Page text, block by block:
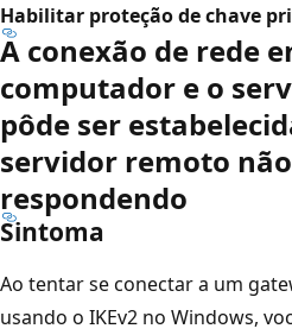
Habilitar proteção de chave
A conexão de rede
computador e o
pôde ser
servidor remoto
respondendo
Sintoma
Ao tentar se conectar a um
usando o IKEv2 no Windows,